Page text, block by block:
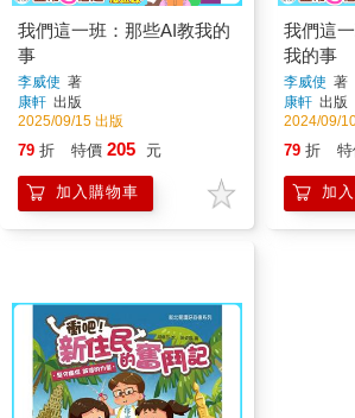
我們這一班：那些AI教我的
事
李威使 著
康軒 出版
2025/09/15 出版
79 折 特價 205 元
加入購物車
我們這
我的事
李威使 著
康軒 出版
2024/09/
79 折
加